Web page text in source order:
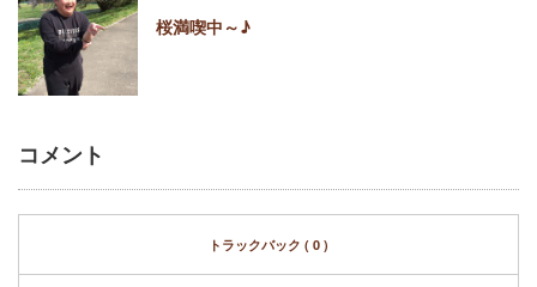
桜満喫中～♪
コメント
トラックバック ( 0 )